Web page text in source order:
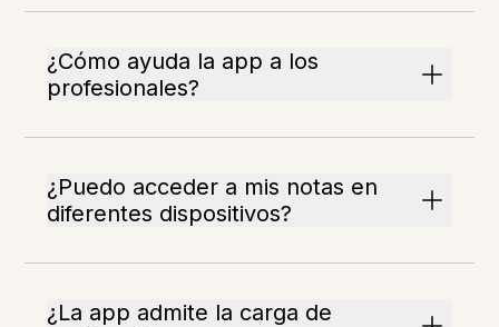
¿Cómo ayuda la app a los
profesionales?
¿Puedo acceder a mis notas en
diferentes dispositivos?
¿La app admite la carga de